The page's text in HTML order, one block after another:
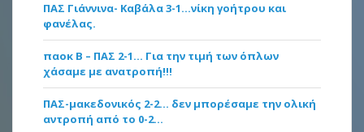
ΠΑΣ Γιάννινα- Καβάλα 3-1…νίκη γοήτρου και
φανέλας.
παοκ Β – ΠΑΣ 2-1… Για την τιμή των όπλων
χάσαμε με ανατροπή!!!
ΠΑΣ-μακεδονικός 2-2… δεν μπορέσαμε την ολική
αντροπή από το 0-2…